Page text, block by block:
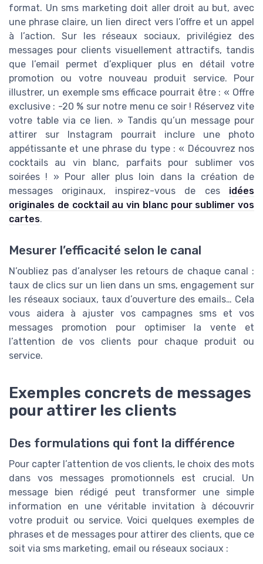
format. Un sms marketing doit aller droit au but, avec
une phrase claire, un lien direct vers l’offre et un appel
à l’action. Sur les réseaux sociaux, privilégiez des
messages pour clients visuellement attractifs, tandis
que l’email permet d’expliquer plus en détail votre
promotion ou votre nouveau produit service. Pour
illustrer, un exemple sms efficace pourrait être : « Offre
exclusive : -20 % sur notre menu ce soir ! Réservez vite
votre table via ce lien. » Tandis qu’un message pour
attirer sur Instagram pourrait inclure une photo
appétissante et une phrase du type : « Découvrez nos
cocktails au vin blanc, parfaits pour sublimer vos
soirées ! » Pour aller plus loin dans la création de
messages originaux, inspirez-vous de ces idées
originales de cocktail au vin blanc pour sublimer vos
cartes.
Mesurer l’efficacité selon le canal
N’oubliez pas d’analyser les retours de chaque canal :
taux de clics sur un lien dans un sms, engagement sur
les réseaux sociaux, taux d’ouverture des emails… Cela
vous aidera à ajuster vos campagnes sms et vos
messages promotion pour optimiser la vente et
l’attention de vos clients pour chaque produit ou
service.
Exemples concrets de messages
pour attirer les clients
Des formulations qui font la différence
Pour capter l’attention de vos clients, le choix des mots
dans vos messages promotionnels est crucial. Un
message bien rédigé peut transformer une simple
information en une véritable invitation à découvrir
votre produit ou service. Voici quelques exemples de
phrases et de messages pour attirer des clients, que ce
soit via sms marketing, email ou réseaux sociaux :